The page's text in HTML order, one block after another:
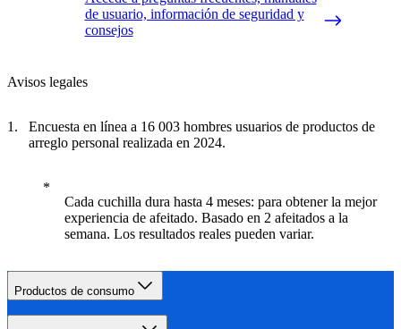
de usuario, información de seguridad y
consejos
Avisos legales
Encuesta en línea a 16 003 hombres usuarios de productos de
arreglo personal realizada en 2024.
Cada cuchilla dura hasta 4 meses: para obtener la mejor
experiencia de afeitado. Basado en 2 afeitados a la
semana. Los resultados reales pueden variar.
Productos de consumo